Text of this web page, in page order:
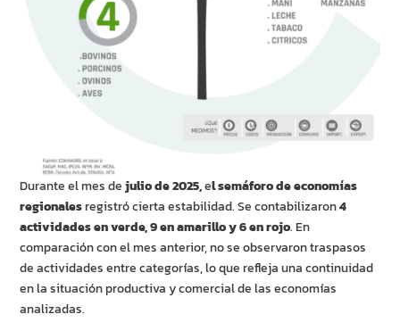
Durante el mes dejulio de 2025,el semáforo de economías
regionalesregistró cierta estabilidad. Se contabilizaron4
actividades en verde, 9 en amarillo y 6 en rojo. En
comparación con el mes anterior, no se observaron traspasos
de actividades entre categorías, lo que refleja una continuidad
en la situación productiva y comercial de las economías
analizadas.